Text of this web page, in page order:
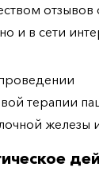
отзывов
и в сети
терапии
железы